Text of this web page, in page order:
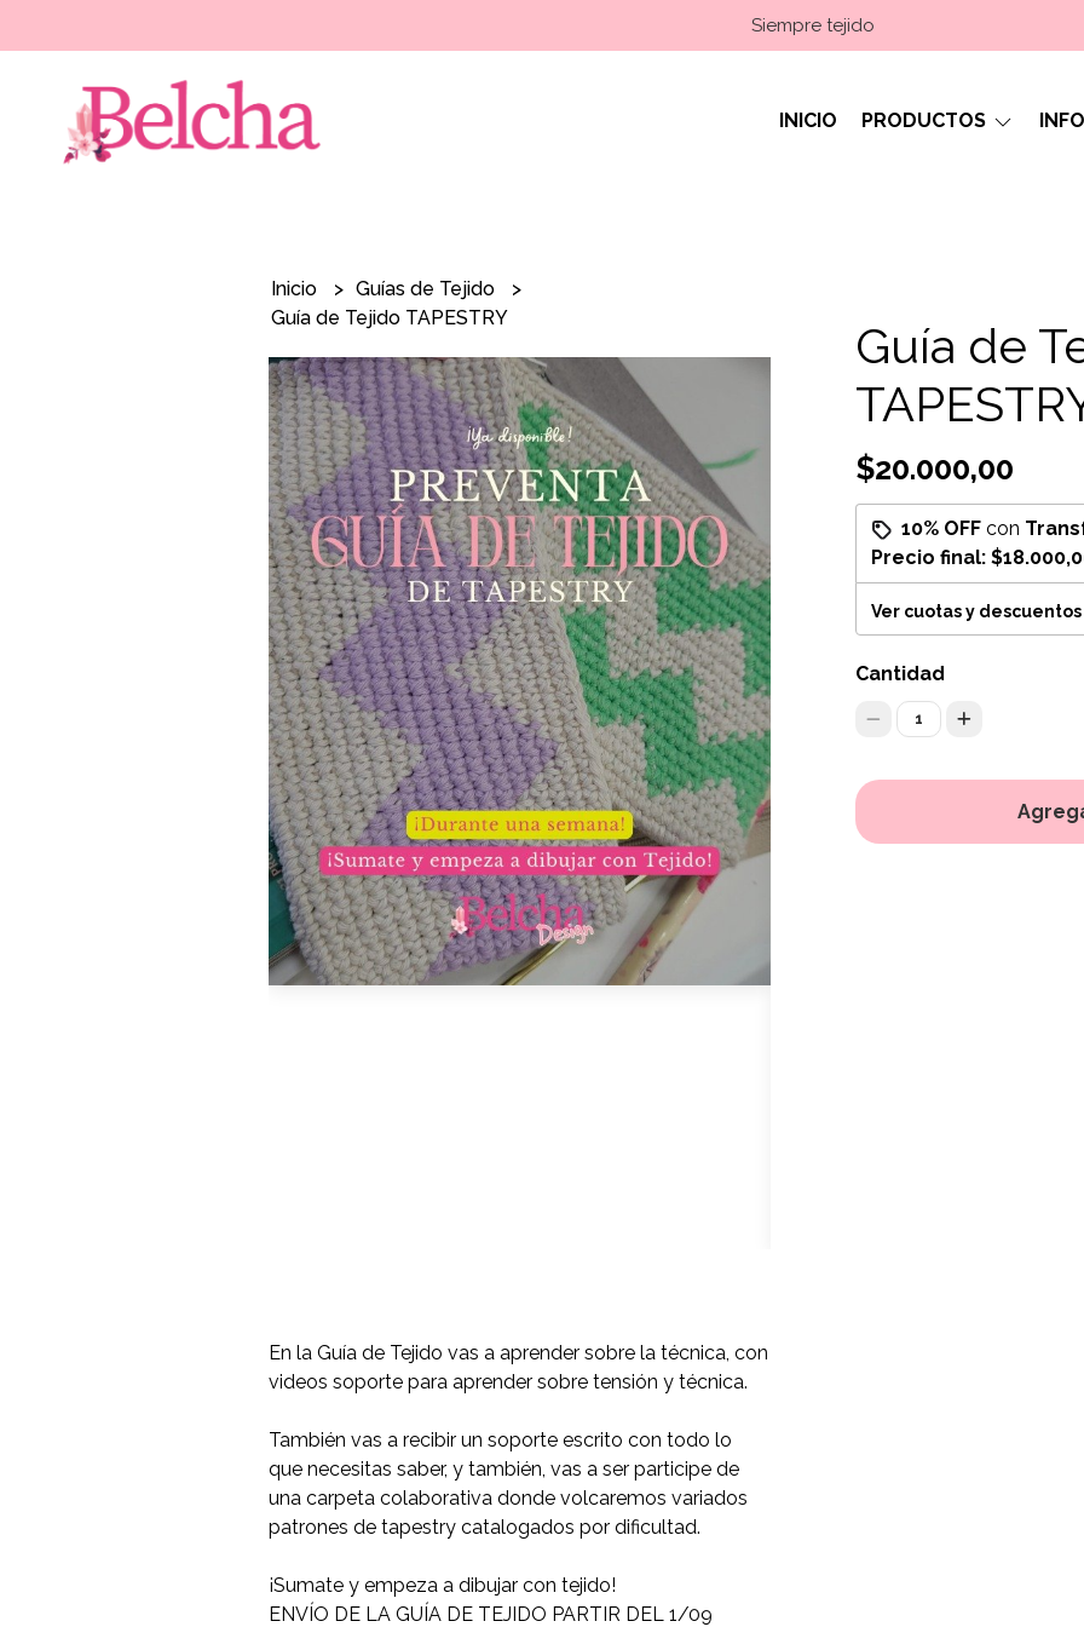
Siempre tejido
INICIO PRODUCTOS
Inicio
Guías de Tejido
Guía de Tejido TAPESTRY
En la Guía de Tejido vas a aprender sobre la técnica, con
videos soporte para aprender sobre tensión y técnica.
También vas a recibir un soporte escrito con todo lo
que necesitas saber, y también, vas a ser participe de
una carpeta colaborativa donde volcaremos variados
patrones de tapestry catalogados por dificultad.
¡Sumate y empeza a dibujar con tejido!
ENVÍO DE LA GUÍA DE TEJIDO PARTIR DEL 1/09
Guía de
$20.000,00
10% OFFcon
Precio final:
Ver cuotas y descuentos
Cantidad
1